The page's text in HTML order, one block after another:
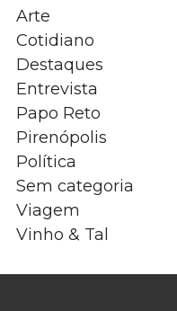
Arte
Cotidiano
Destaques
Entrevista
Papo Reto
Pirenópolis
Política
Sem categoria
Viagem
Vinho & Tal